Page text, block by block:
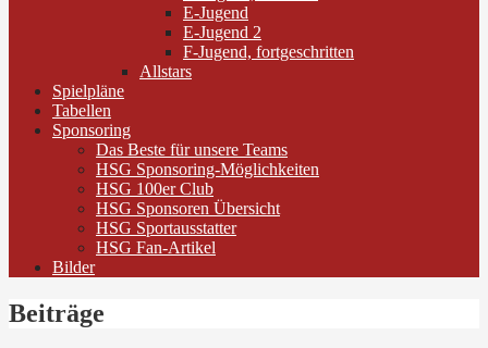
E-Jugend
E-Jugend 2
F-Jugend, fortgeschritten
Allstars
Spielpläne
Tabellen
Sponsoring
Das Beste für unsere Teams
HSG Sponsoring-Möglichkeiten
HSG 100er Club
HSG Sponsoren Übersicht
HSG Sportausstatter
HSG Fan-Artikel
Bilder
Beiträge